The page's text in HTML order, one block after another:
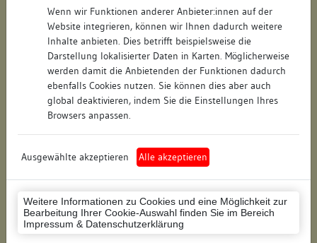
Wenn wir Funktionen anderer Anbieter:innen auf der
Website integrieren, können wir Ihnen dadurch weitere
Inhalte anbieten. Dies betrifft beispielsweise die
Darstellung lokalisierter Daten in Karten. Möglicherweise
werden damit die Anbietenden der Funktionen dadurch
ebenfalls Cookies nutzen. Sie können dies aber auch
global deaktivieren, indem Sie die Einstellungen Ihres
Browsers anpassen.
Ausgewählte akzeptieren Alle akzeptieren
Weitere Informationen zu Cookies und eine Möglichkeit zur
Bearbeitung Ihrer Cookie-Auswahl finden Sie im Bereich
Impressum & Datenschutzerklärung
Postleitzahl: 73728
Stadt-Teilort: Esslingen am Neckar
Regierungsbezirk: Stuttgart
Esslingen (Landkreis)
Flurstücknummer: keine
Historischer Straßenname: keiner
Historische Gebäudenummer: keine
Lage des Wohnplatzes: